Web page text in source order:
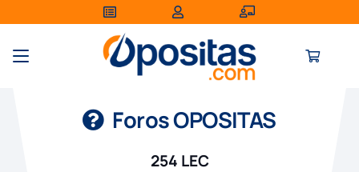
Foros OPOSITAS
254 LEC